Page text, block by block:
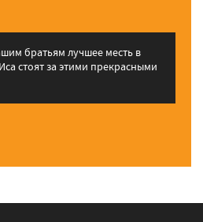
братьям лучшее месть в
стоят за этими прекрасными